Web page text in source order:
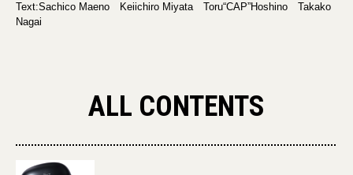
Text:Sachico Maeno Keiichiro Miyata Toru“CAP”Hoshino Takako
Nagai
ALL CONTENTS